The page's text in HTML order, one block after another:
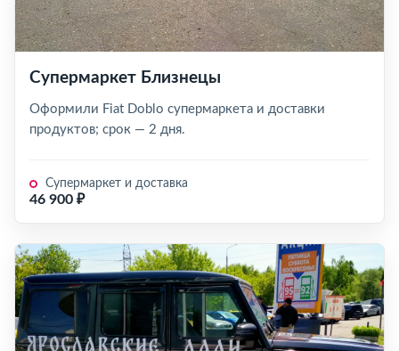
Супермаркет Близнецы
Оформили Fiat Doblo супермаркета и доставки
продуктов; срок — 2 дня.
Супермаркет и доставка
46 900 ₽